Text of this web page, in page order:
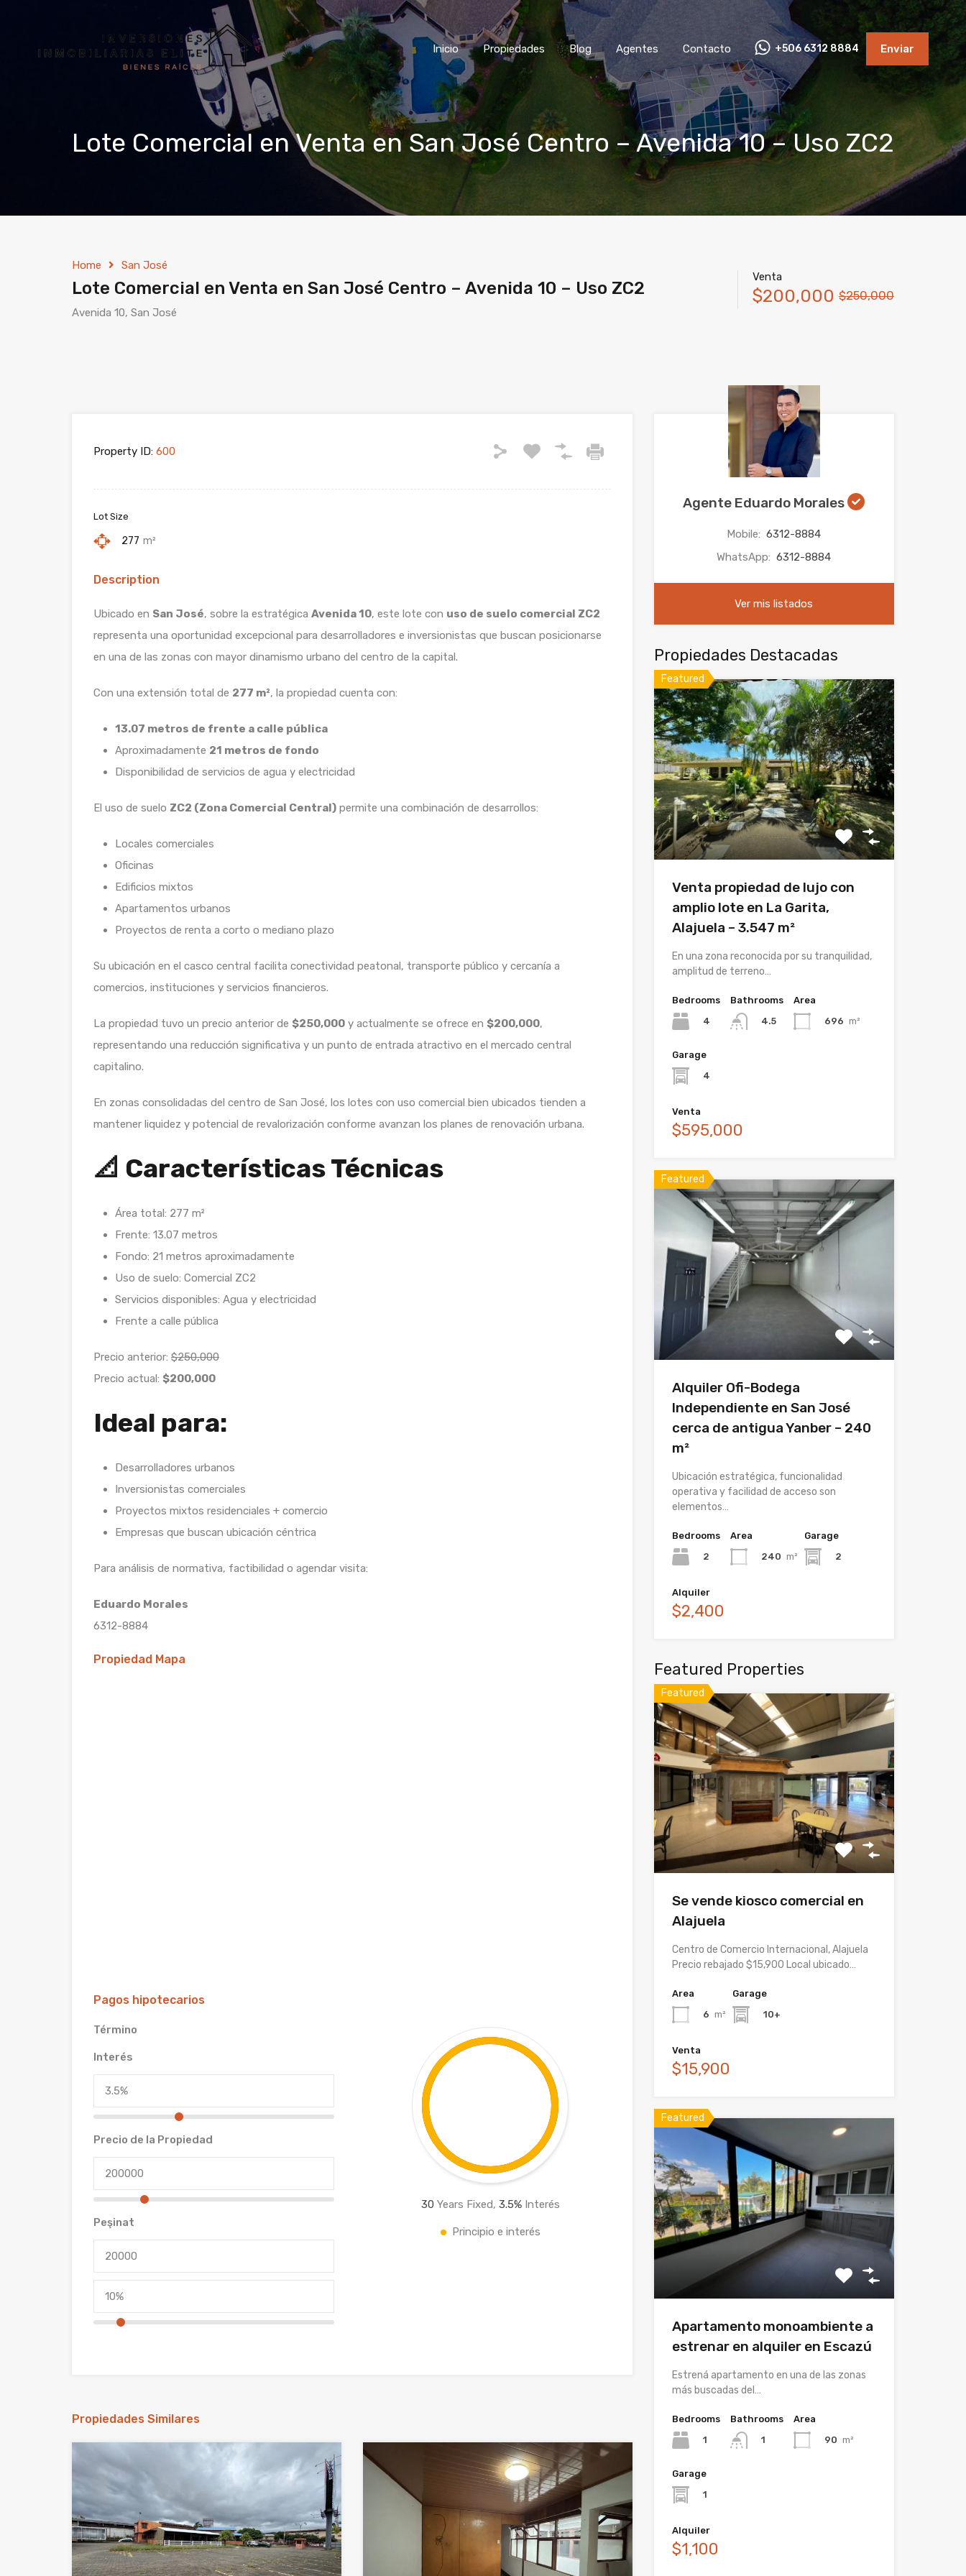
Inicio Propiedades Blog Agentes Contacto +506 6312 8884 Enviar
Lote Comercial en Venta en San José Centro – Avenida 10 – Uso ZC2
Home San José
Lote Comercial en Venta en San José Centro – Avenida 10 – Uso ZC2
Avenida 10, San José
Venta
$200,000 $250,000
Property ID: 600
Lot Size
277 m²
Description
Ubicado en San José, sobre la estratégica Avenida 10, este lote con uso de suelo comercial ZC2
representa una oportunidad excepcional para desarrolladores e inversionistas que buscan posicionarse
en una de las zonas con mayor dinamismo urbano del centro de la capital.
Con una extensión total de 277 m², la propiedad cuenta con:
13.07 metros de frente a calle pública
Aproximadamente 21 metros de fondo
Disponibilidad de servicios de agua y electricidad
El uso de suelo ZC2 (Zona Comercial Central) permite una combinación de desarrollos:
Locales comerciales
Oficinas
Edificios mixtos
Apartamentos urbanos
Proyectos de renta a corto o mediano plazo
Su ubicación en el casco central facilita conectividad peatonal, transporte público y cercanía a
comercios, instituciones y servicios financieros.
La propiedad tuvo un precio anterior de $250,000 y actualmente se ofrece en $200,000,
representando una reducción significativa y un punto de entrada atractivo en el mercado central
capitalino.
En zonas consolidadas del centro de San José, los lotes con uso comercial bien ubicados tienden a
mantener liquidez y potencial de revalorización conforme avanzan los planes de renovación urbana.
📐 Características Técnicas
Área total: 277 m²
Frente: 13.07 metros
Fondo: 21 metros aproximadamente
Uso de suelo: Comercial ZC2
Servicios disponibles: Agua y electricidad
Frente a calle pública
Precio anterior: $250,000
Precio actual: $200,000
Ideal para:
Desarrolladores urbanos
Inversionistas comerciales
Proyectos mixtos residenciales + comercio
Empresas que buscan ubicación céntrica
Para análisis de normativa, factibilidad o agendar visita:
Eduardo Morales
6312-8884
Propiedad Mapa
Pagos hipotecarios
Término
Interés
Precio de la Propiedad
Peşinat
30 Years Fixed, 3.5%Interés
Principio e interés
Propiedades Similares
Agente Eduardo Morales
Mobile: 6312-8884
WhatsApp: 6312-8884
Ver mis listados
Propiedades Destacadas
Featured
Venta propiedad de lujo con
amplio lote en La Garita,
Alajuela – 3.547 m²
En una zona reconocida por su tranquilidad,
amplitud de terreno…
Bedrooms
4
Bathrooms
4.5
Area
696 m²
Garage
4
Venta
$595,000
Featured
Alquiler Ofi-Bodega
Independiente en San José
cerca de antigua Yanber – 240
m²
Ubicación estratégica, funcionalidad
operativa y facilidad de acceso son
elementos…
Bedrooms
2
Area
240 m²
Garage
2
Alquiler
$2,400
Featured Properties
Featured
Se vende kiosco comercial en
Alajuela
Centro de Comercio Internacional, Alajuela
Precio rebajado $15,900 Local ubicado…
Area
6 m²
Garage
10+
Venta
$15,900
Featured
Apartamento monoambiente a
estrenar en alquiler en Escazú
Estrená apartamento en una de las zonas
más buscadas del…
Bedrooms
1
Bathrooms
1
Area
90 m²
Garage
1
Alquiler
$1,100